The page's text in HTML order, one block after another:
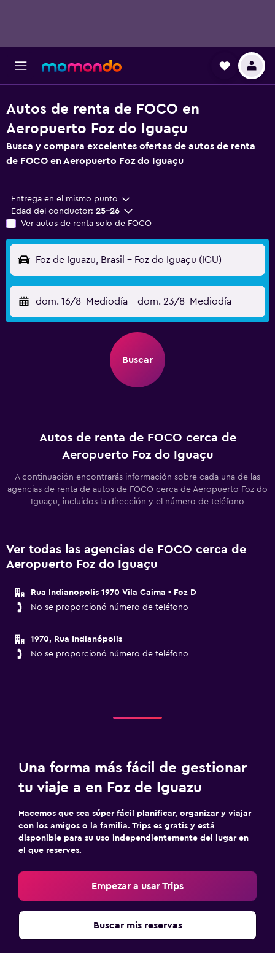
Autos de renta de FOCO en
Aeropuerto Foz do Iguaçu
Busca y compara excelentes ofertas de autos de renta
de FOCO en Aeropuerto Foz do Iguaçu
Entrega en el mismo punto
Edad del conductor: 25-26
Ver autos de renta solo de FOCO
Foz de Iguazu, Brasil - Foz do Iguaçu (IGU)
dom. 16/8 Mediodía - dom. 23/8 Mediodía
Buscar
Autos de renta de FOCO cerca de
Aeropuerto Foz do Iguaçu
A continuación encontrarás información sobre cada una de las
agencias de renta de autos de FOCO cerca de Aeropuerto Foz do
Iguaçu, incluidos la dirección y el número de teléfono
Ver todas las agencias de FOCO cerca de
Aeropuerto Foz do Iguaçu
Rua Indianopolis 1970 Vila Caima - Foz D
No se proporcionó número de teléfono
1970, Rua Indianópolis
No se proporcionó número de teléfono
Una forma más fácil de gestionar
tu viaje a en Foz de Iguazu
Hacemos que sea súper fácil planificar, organizar y viajar
con los amigos o la familia. Trips es gratis y está
disponible para su uso independientemente del lugar en
el que reserves.
Empezar a usar Trips
Buscar mis reservas